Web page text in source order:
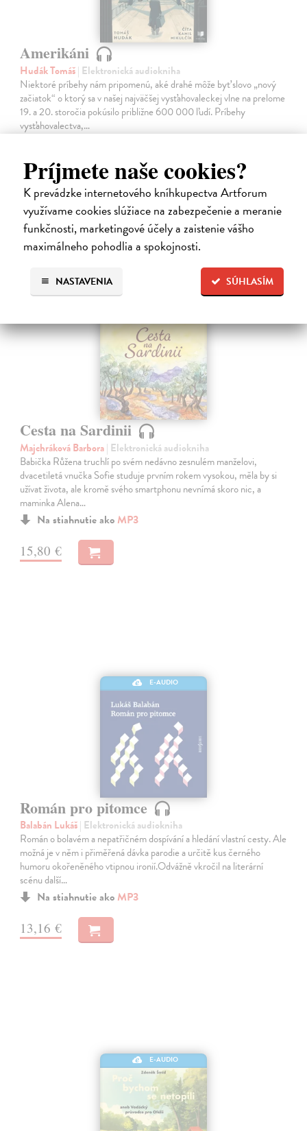
Príjmete naše cookies?
K prevádzke internetového kníhkupectva Artforum
využívame cookies slúžiace na zabezpečenie a meranie
funkčnosti, marketingové účely a zaistenie vášho
maximálneho pohodlia a spokojnosti.
SÚHLASÍM
NASTAVENIA
Amerikáni
Hudák Tomáš| Elektronická audiokniha
Niektoré príbehy nám pripomenú, aké drahé môže byť slovo „nový
začiatok“ o ktorý sa v našej najväčšej vysťahovaleckej vlne na prelome
19. a 20. storočia pokúsilo približne 600 000 ľudí. Príbehy
vysťahovalectva,…
15,95 €
Cesta na Sardinii
Majchráková Barbora| Elektronická audiokniha
Babička Růžena truchlí po svém nedávno zesnulém manželovi,
dvacetiletá vnučka Sofie studuje prvním rokem vysokou, měla by si
užívat života, ale kromě svého smartphonu nevnímá skoro nic, a
maminka Alena…
Na stiahnutie ako MP3
15,80 €
E-AUDIO
Román pro pitomce
Balabán Lukáš| Elektronická audiokniha
Román o bolavém a nepatřičném dospívání a hledání vlastní cesty. Ale
možná je v něm i přiměřená dávka parodie a určitě kus černého
humoru okořeněného vtipnou ironií.Odvážně vkročil na literární
scénu další…
Na stiahnutie ako MP3
13,16 €
E-AUDIO